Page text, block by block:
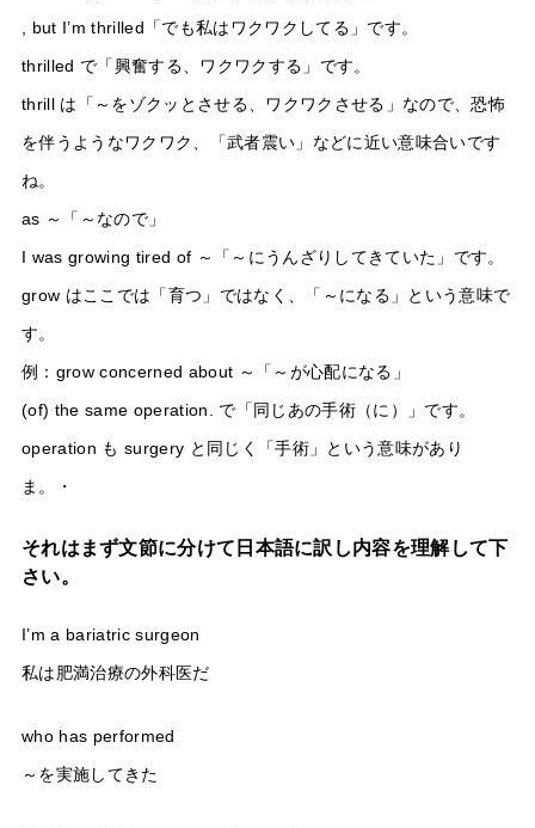
, but I’m thrilled「でも私はワクワクしてる」です。
thrilled で「興奮する、ワクワクする」です。
thrill は「～をゾクッとさせる、ワクワクさせる」なので、恐怖
を伴うようなワクワク、「武者震い」などに近い意味合いです
ね。
as ～「～なので」
I was growing tired of ～「～にうんざりしてきていた」です。
grow はここでは「育つ」ではなく、「～になる」という意味で
す。
例：grow concerned about ～「～が心配になる」
(of) the same operation. で「同じあの手術（に）」です。
operation も surgery と同じく「手術」という意味があり
ま。・
それはまず文節に分けて日本語に訳し内容を理解して下
さい。
I’m a bariatric surgeon
私は肥満治療の外科医だ
who has performed
～を実施してきた